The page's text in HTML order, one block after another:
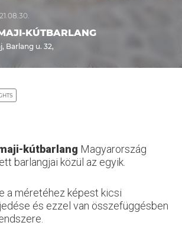
KÚTBARLANG
Barlang u. 32,
kútbarlang Magyarország
barlangjai közül az egyik.
a méretéhez képest kicsi
és ezzel van összefüggésben